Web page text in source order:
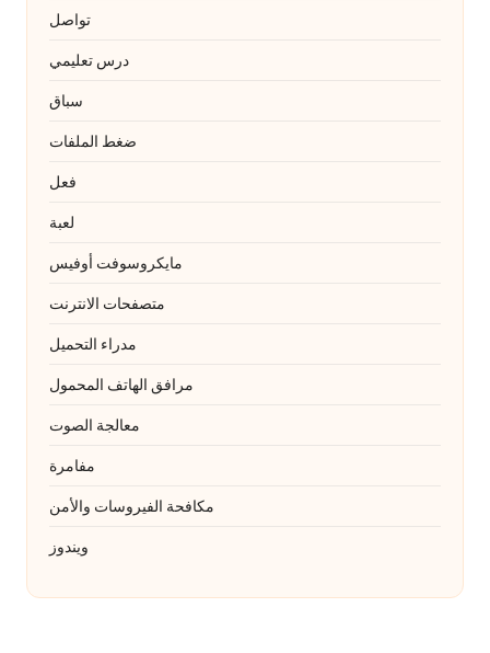
تواصل
درس تعليمي
سباق
ضغط الملفات
فعل
لعبة
مايكروسوفت أوفيس
متصفحات الانترنت
مدراء التحميل
مرافق الهاتف المحمول
معالجة الصوت
مفامرة
مكافحة الفيروسات والأمن
ويندوز